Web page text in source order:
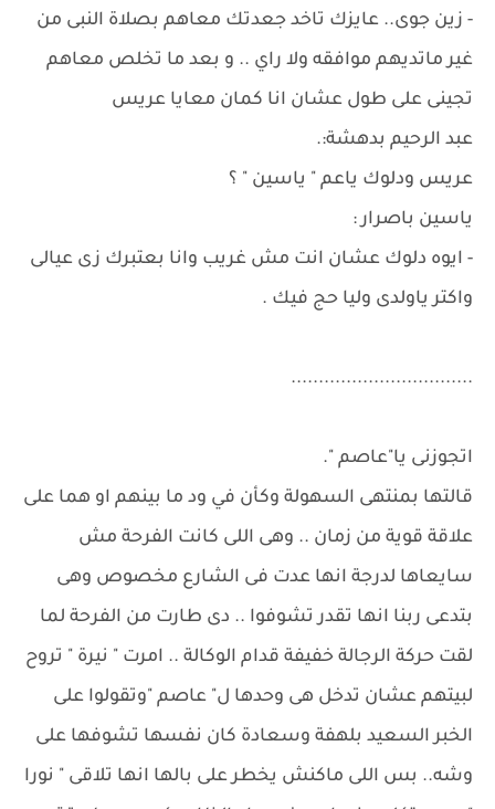
- زين جوى.. عايزك تاخد جعدتك معاهم بصلاة النبى من
غير ماتديهم موافقه ولا راي .. و بعد ما تخلص معاهم
تجينى على طول عشان انا كمان معايا عريس
عبد الرحيم بدهشة:.
عريس ودلوك ياعم " ياسين " ؟
ياسين باصرار :
- ايوه دلوك عشان انت مش غريب وانا بعتبرك زى عيالى
واكتر ياولدى وليا حج فيك .
.................................
اتجوزنى يا"عاصم ".
قالتها بمنتهى السهولة وكأن في ود ما بينهم او هما على
علاقة قوية من زمان .. وهى اللى كانت الفرحة مش
سايعاها لدرجة انها عدت فى الشارع مخصوص وهى
بتدعى ربنا انها تقدر تشوفوا .. دى طارت من الفرحة لما
لقت حركة الرجالة خفيفة قدام الوكالة .. امرت " نيرة " تروح
لبيتهم عشان تدخل هى وحدها ل" عاصم "وتقولوا على
الخبر السعيد بلهفة وسعادة كان نفسها تشوفها على
وشه.. بس اللى ماكنش يخطر على بالها انها تلاقى " نورا